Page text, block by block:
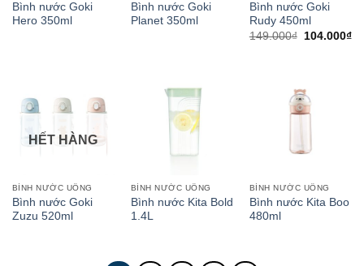
Bình nước Goki
Hero 350ml
Bình nước Goki
Planet 350ml
Bình nước Goki
Rudy 450ml
149.000₫ 104.000₫
HẾT HÀNG
BÌNH NƯỚC UỐNG
Bình nước Goki
Zuzu 520ml
BÌNH NƯỚC UỐNG
Bình nước Kita Bold
1.4L
BÌNH NƯỚC UỐNG
Bình nước Kita Boo
480ml